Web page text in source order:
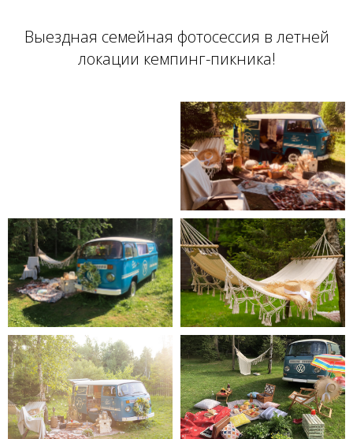
Выездная семейная фотосессия в летней
локации кемпинг-пикника!